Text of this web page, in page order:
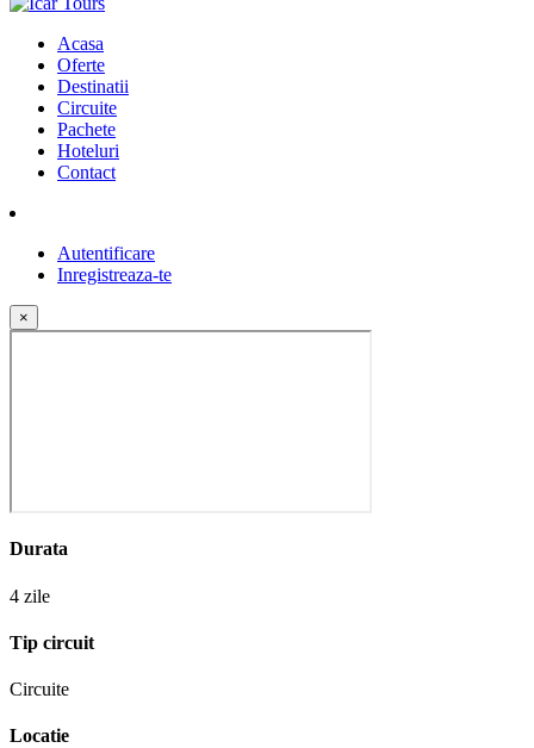
Acasa
Oferte
Destinatii
Circuite
Pachete
Hoteluri
Contact
Autentificare
Inregistreaza-te
×
Durata
4 zile
Tip circuit
Circuite
Locatie